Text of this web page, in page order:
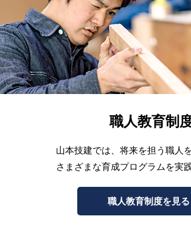
職人教育制
山本技建では、将来を担う職人
さまざまな育成プログラムを実
職人教育制度を見る